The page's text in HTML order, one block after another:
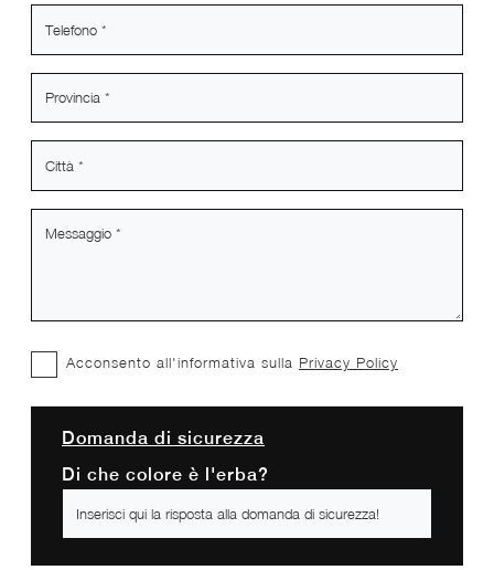
Acconsento all'informativa sulla Privacy Policy
Domanda di sicurezza
Di che colore è l'erba?